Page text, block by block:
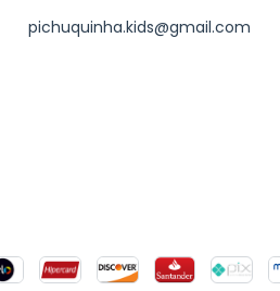
pichuquinha.kids@gmail.com